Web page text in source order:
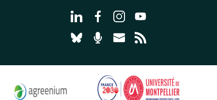
Aller à la page Nous suivre sur
Aller à la page Nous suivre sur
Aller à la page Nous
Aller à la page
Aller à la page Nous suivre sur
Aller à la page Nourrir le
Aller à la page Nous